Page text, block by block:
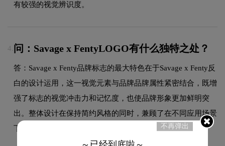
有较强的视觉辨识度。
4. 问：Savage x FentyLOGO有什么独特之处？
答：Savage x Fenty品牌标志的最大特色在于Savage x Fenty反
白的设计运用，这一视觉元素与品牌品牌属性紧密结合，既增
强了标志的视觉冲击力和记忆度，也使品牌形象更加鲜明突
出。整体设计在保持简约风格的同时，兼顾了在不同应用场景
下的适应性和可识别性。
不再弹出